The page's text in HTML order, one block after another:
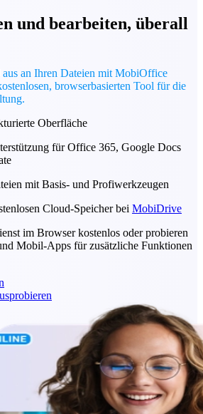
und bearbeiten, überall
an Ihren Dateien mit MobiOffice
browserbasierten Tool für die
Oberfläche
für Office 365, Google Docs
mit Basis- und Profiwerkzeugen
Cloud-Speicher bei MobiDrive
im Browser kostenlos oder probieren
Mobil-Apps für zusätzliche Funktionen